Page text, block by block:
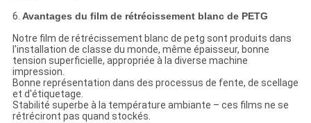
6. Avantages du film de rétrécissement blanc de PETG
Notre film de rétrécissement blanc de petg sont produits dans
l'installation de classe du monde, même épaisseur, bonne
tension superficielle, appropriée à la diverse machine
impression.
Bonne représentation dans des processus de fente, de scellage
et d'étiquetage.
Stabilité superbe à la température ambiante – ces films ne se
rétréciront pas quand stockés.